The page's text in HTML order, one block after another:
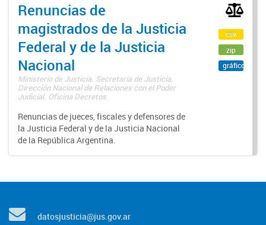
Renuncias de
magistrados de la Justicia
Federal y de la Justicia
Nacional
Ministerio de Justicia. Secretaría de Justicia.
Dirección Nacional de Relaciones con el Poder
Judicial. Oficina Decretos
Renuncias de jueces, fiscales y defensores de
la Justicia Federal y de la Justicia Nacional
de la República Argentina.
csv
zip
gráfico
datosjusticia@jus.gov.ar